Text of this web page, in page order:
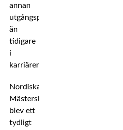
annan
utgångspunkt
än
tidigare
i
karriären.
Nordiska
Mästerskapen
blev ett
tydligt